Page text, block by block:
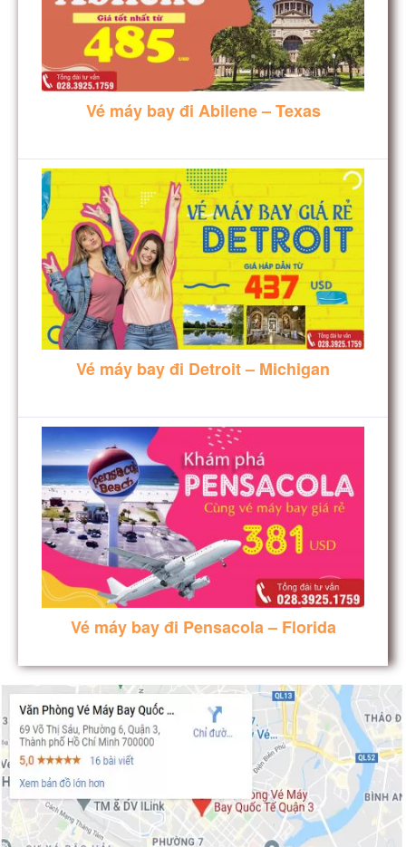
Vé máy bay đi Abilene – Texas
Vé máy bay đi Detroit – Michigan
Vé máy bay đi Pensacola – Florida